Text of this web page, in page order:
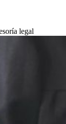
legal